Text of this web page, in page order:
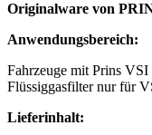
Originalware von
Anwendungsbereich:
Fahrzeuge mit Prins
Flüssiggasfilter nur für
Lieferinhalt: